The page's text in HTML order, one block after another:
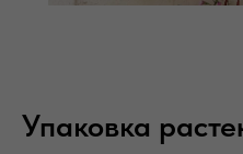
Упаковка